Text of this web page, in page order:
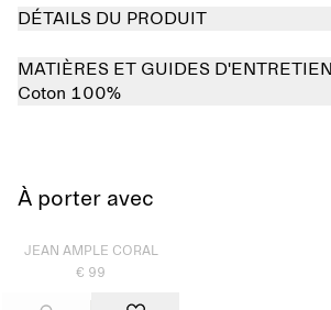
DÉTAILS DU PRODUIT
MATIÈRES ET GUIDES D'ENTRETIEN
Coton 100%
À porter avec
Épuisé
JEAN AMPLE CORAL
€ 99